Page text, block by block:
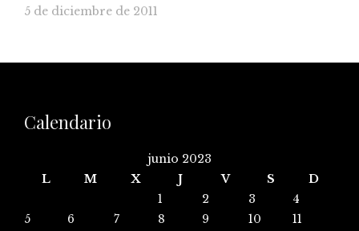
5 de diciembre de 2011
Calendario
junio 2023
L
M X J V S
D
1
2 3
4
5
6 7 8 9 10
11